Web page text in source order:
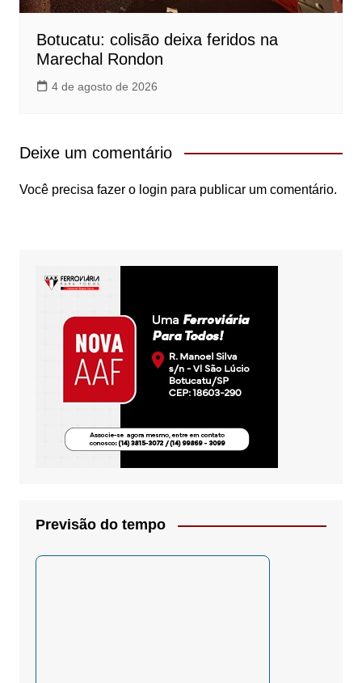
Botucatu: colisão deixa feridos na
Marechal Rondon
4 de agosto de 2026
Deixe um comentário
Você precisa fazer o login para publicar um comentário.
Previsão do tempo